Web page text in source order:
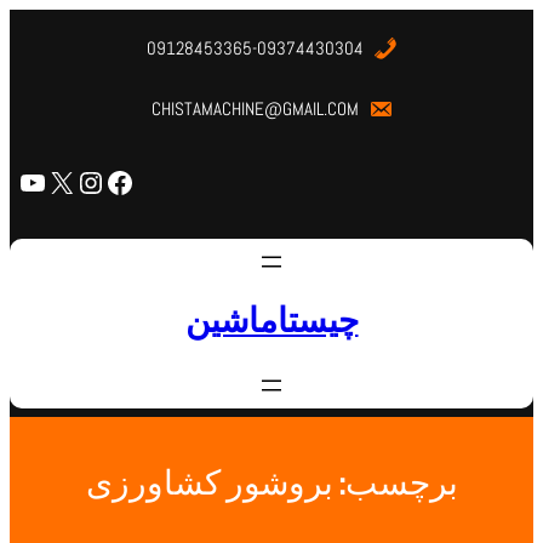
09128453365-09374430304
CHISTAMACHINE@GMAIL.COM
چیستاماشین
برچسب: بروشور کشاورزی